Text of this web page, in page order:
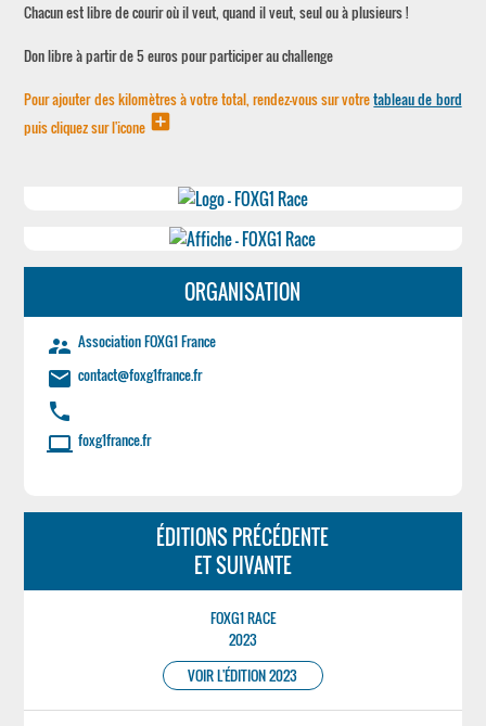
Chacun est libre de courir où il veut, quand il veut, seul ou à plusieurs !
Don libre à partir de 5 euros pour participer au challenge
Pour ajouter des kilomètres à votre total, rendez-vous sur votretableau de bord
puis cliquez sur l'icone add_box
ORGANISATION
supervisor_account Association FOXG1 France
email contact@foxg1france.fr
phone
laptop foxg1france.fr
ÉDITIONS PRÉCÉDENTE
ET SUIVANTE
FOXG1 RACE
2023
VOIR L'ÉDITION 2023